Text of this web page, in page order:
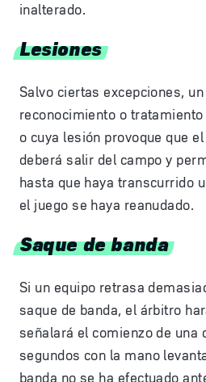
inalterado.
Lesiones
Salvo ciertas excepciones,
reconocimiento o
o cuya lesión provoque que
deberá salir del campo y
hasta que haya transcurrido
el juego se haya reanudado.
Saque de banda
Si un equipo retrasa
saque de banda, el árbitro
señalará el comienzo de una
segundos con la mano
banda no se ha efectuado